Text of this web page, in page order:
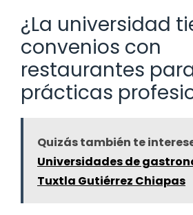
¿La universidad
convenios con
restaurantes
prácticas
Quizás también te
Universidades de
Tuxtla Gutiérrez Chiapas